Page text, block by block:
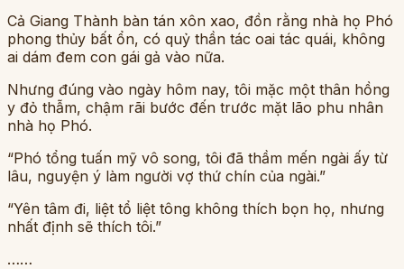
Cả Giang Thành bàn tán xôn xao, đồn rằng nhà họ Phó
phong thủy bất ổn, có quỷ thần tác oai tác quái, không
ai dám đem con gái gả vào nữa.
Nhưng đúng vào ngày hôm nay, tôi mặc một thân hồng
y đỏ thẫm, chậm rãi bước đến trước mặt lão phu nhân
nhà họ Phó.
“Phó tổng tuấn mỹ vô song, tôi đã thầm mến ngài ấy từ
lâu, nguyện ý làm người vợ thứ chín của ngài.”
“Yên tâm đi, liệt tổ liệt tông không thích bọn họ, nhưng
nhất định sẽ thích tôi.”
……